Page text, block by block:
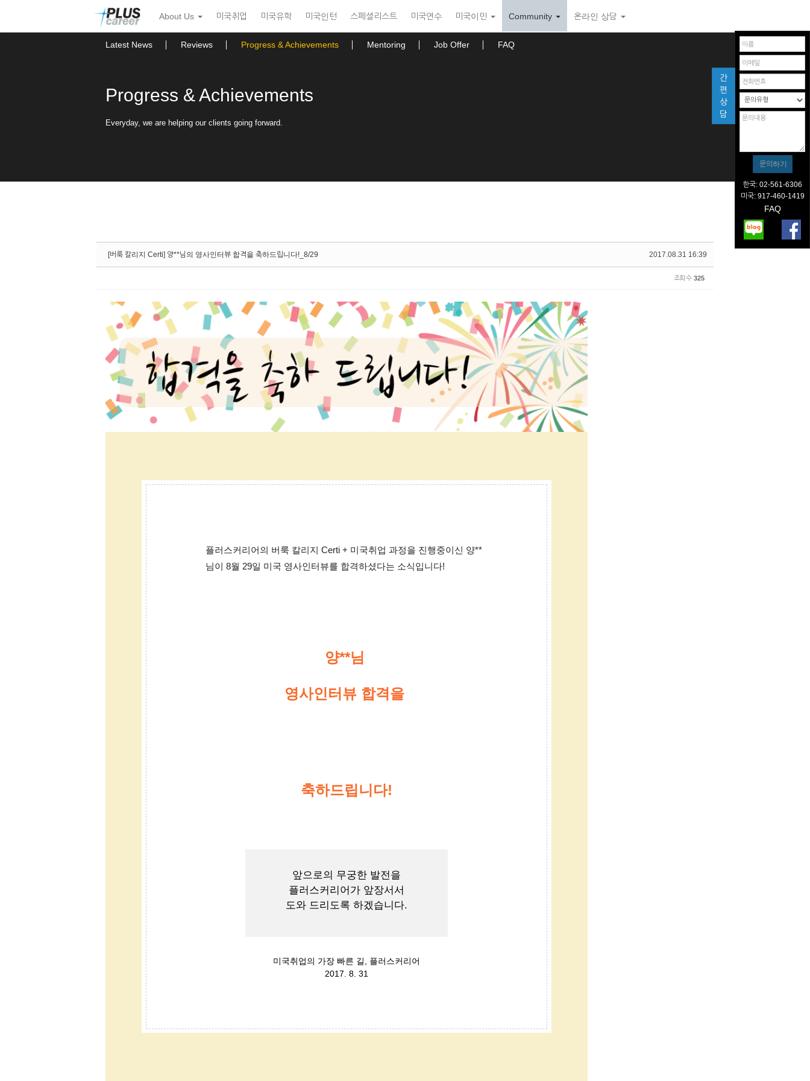
뉴
토
About Us 미국취업 미국유학 미국인턴 스페셜리스트 미국연수 미국이민 Community 온라인 상담
Latest News Reviews Progress & Achievements Mentoring Job Offer FAQ
Progress & Achievements
Everyday, we are helping our clients going forward.
2017.08.31 16:39
[버룩 칼리지 Certi] 양**님의 영사인터뷰 합격을 축하드립니다!_8/29
조회 수 325
플러스커리어의 버룩 칼리지 Certi + 미국취업 과정을 진행중이신 양**
님이 8월 29일 미국 영사인터뷰를 합격하셨다는 소식입니다!
양**님
영사인터뷰 합격을
축하드립니다!
앞으로의 무궁한 발전을
플러스커리어가 앞장서서
도와 드리도록 하겠습니다.
미국취업의 가장 빠른 길, 플러스커리어
2017. 8. 31
간
편
상
담
한국: 02-561-6306
미국: 917-460-1419
FAQ